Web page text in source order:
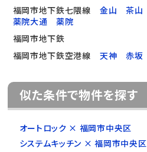
福岡市地下鉄七隈線
金山 茶山
薬院大通
薬院
福岡市地下鉄
福岡市地下鉄空港線
天神 赤坂
似た条件で物件を探す
オートロック × 福岡市中央区
システムキッチン × 福岡市中央区